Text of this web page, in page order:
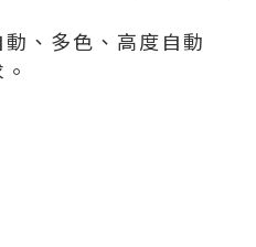
、多色、高度自動